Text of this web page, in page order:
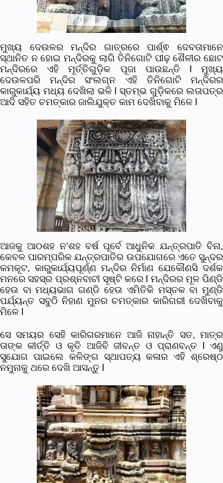
ମୁଖ୍ୟ ଦେଉଳର ମନ୍ଦିର ଗାତ୍ରରେ ପାର୍ଶ୍ଵ ଦେବତାମାନେ
ସ୍ଥାନିତ ନ ହୋଇ ମନ୍ଦିରକୁ ଲାଗି ତିନିଗୋଟି ପୀଢ଼ ଶୈଳୀର ଛୋଟ
ମନ୍ଦିରରେ ଏହି ମୂର୍ତ୍ତିଗୁଡ଼ିକ ପୂଜା ପାଉଛନ୍ତି l ମୁଖ୍ୟ
ଦେଉଳପରି ମନ୍ଦିର ସଂଲଗ୍ନ ଏହି ତିନିଗୋଟି ମନ୍ଦିରର
କାରୁକାର୍ଯ୍ୟ ମଧ୍ୟ ଦେଖିଲା ଭଳି l ସ୍ତମ୍ଭ ଗୁଡ଼ିକରେ ଲତାପତ୍ର
ଆଦି ସହିତ ଚମତ୍କାର ଜାଲିଯୁକ୍ତ କାମ ଦେଖିବାକୁ ମିଳେ l
ଆଜକୁ ଆଠଶହ ନ’ଶହ ବର୍ଷ ପୂର୍ବେ ଆଧୁନିକ ଯନ୍ତ୍ରପାତି ବିନା,
କେବଳ ପାରମ୍ପରିକ ଯନ୍ତ୍ରପାତିର ଉପଯୋଗରେ ଏତେ ସୁନ୍ଦର
କମକୂଟ, କାରୁକାର୍ଯ୍ୟପୂର୍ଣ୍ଣ ମନ୍ଦିର ନିର୍ମାଣ ଯେକୌଣସି ଦର୍ଶକ
ମନରେ ସହସ୍ର ପ୍ରଶ୍ନବାଚୀ ସୃଷ୍ଟି କରେ l ମନ୍ଦିରର ମୂଳ ପିଣ୍ଡି
ହେଉ ବା ମଧ୍ୟଭାଗ ଗଣ୍ଡି ହେଉ ଏମିତିକି ମସ୍ତକ ବା ମୁଣ୍ଡି
ପର୍ଯ୍ୟନ୍ତ ସବୁଠି ନିହାଣ ମୁନର ଚମତ୍କାର କାରିଗରୀ ଦେଖିବାକୁ
ମିଳେ l
ସେ ସମୟର ସେହି କାରିଗରମାନେ ଆଜି ନାହାନ୍ତି ସତ, ମାତ୍ର
ତାଙ୍କ କୀର୍ତ୍ତି ଓ କୃତି ଆଜିବି ଜୀବନ୍ତ ଓ ପ୍ରାଣବନ୍ତ l ଏଣୁ
ସୁଯୋଗ ପାଇଲେ କଳିଙ୍ଗ ସ୍ଥାପତ୍ୟ କଳାର ଏହି ଶ୍ରେଷ୍ଠ
ନମୁନାକୁ ଥରେ ଦେଖି ଆସନ୍ତୁ l